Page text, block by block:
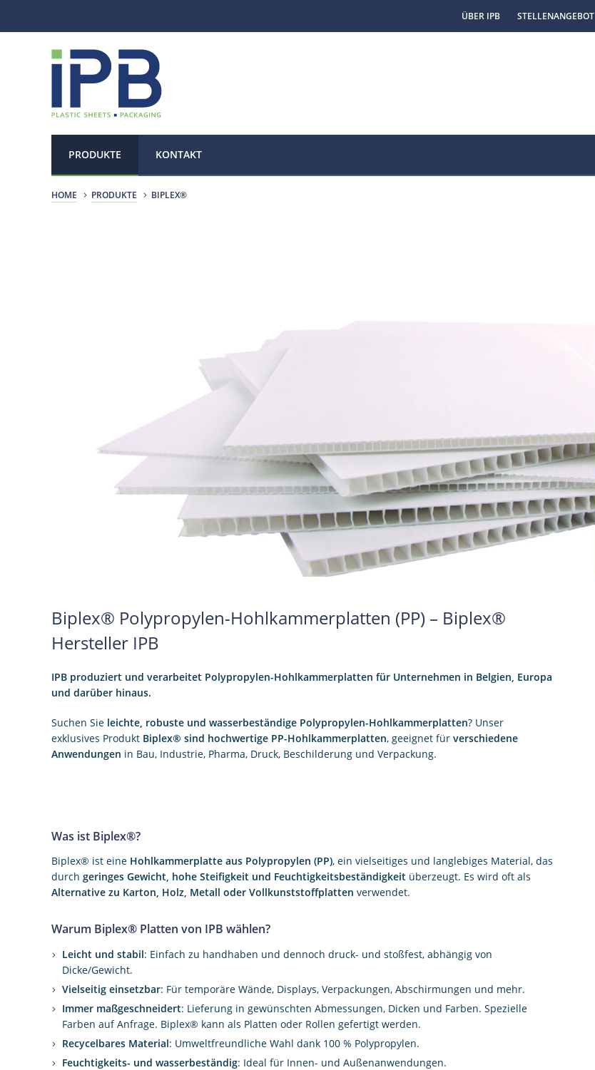
ÜBER IPB STELLENANGEBOT
PRODUKTE KONTAKT
HOME PRODUKTE BIPLEX®
Biplex® Polypropylen-Hohlkammerplatten (PP) – Biplex®
Hersteller IPB
IPB produziert und verarbeitet Polypropylen-Hohlkammerplatten für Unternehmen in Belgien, Europa
und darüber hinaus.
Suchen Sie leichte, robuste und wasserbeständige Polypropylen-Hohlkammerplatten? Unser
exklusives Produkt Biplex® sind hochwertige PP-Hohlkammerplatten, geeignet für verschiedene
Anwendungen in Bau, Industrie, Pharma, Druck, Beschilderung und Verpackung.
Was ist Biplex®?
Biplex® ist eine Hohlkammerplatte aus Polypropylen (PP), ein vielseitiges und langlebiges Material, das
durch geringes Gewicht, hohe Steifigkeit und Feuchtigkeitsbeständigkeit überzeugt. Es wird oft als
Alternative zu Karton, Holz, Metall oder Vollkunststoffplatten verwendet.
Warum Biplex® Platten von IPB wählen?
Leicht und stabil: Einfach zu handhaben und dennoch druck- und stoßfest, abhängig von
Dicke/Gewicht.
Vielseitig einsetzbar: Für temporäre Wände, Displays, Verpackungen, Abschirmungen und mehr.
Immer maßgeschneidert: Lieferung in gewünschten Abmessungen, Dicken und Farben. Spezielle
Farben auf Anfrage. Biplex® kann als Platten oder Rollen gefertigt werden.
Recycelbares Material: Umweltfreundliche Wahl dank 100 % Polypropylen.
Feuchtigkeits- und wasserbeständig: Ideal für Innen- und Außenanwendungen.